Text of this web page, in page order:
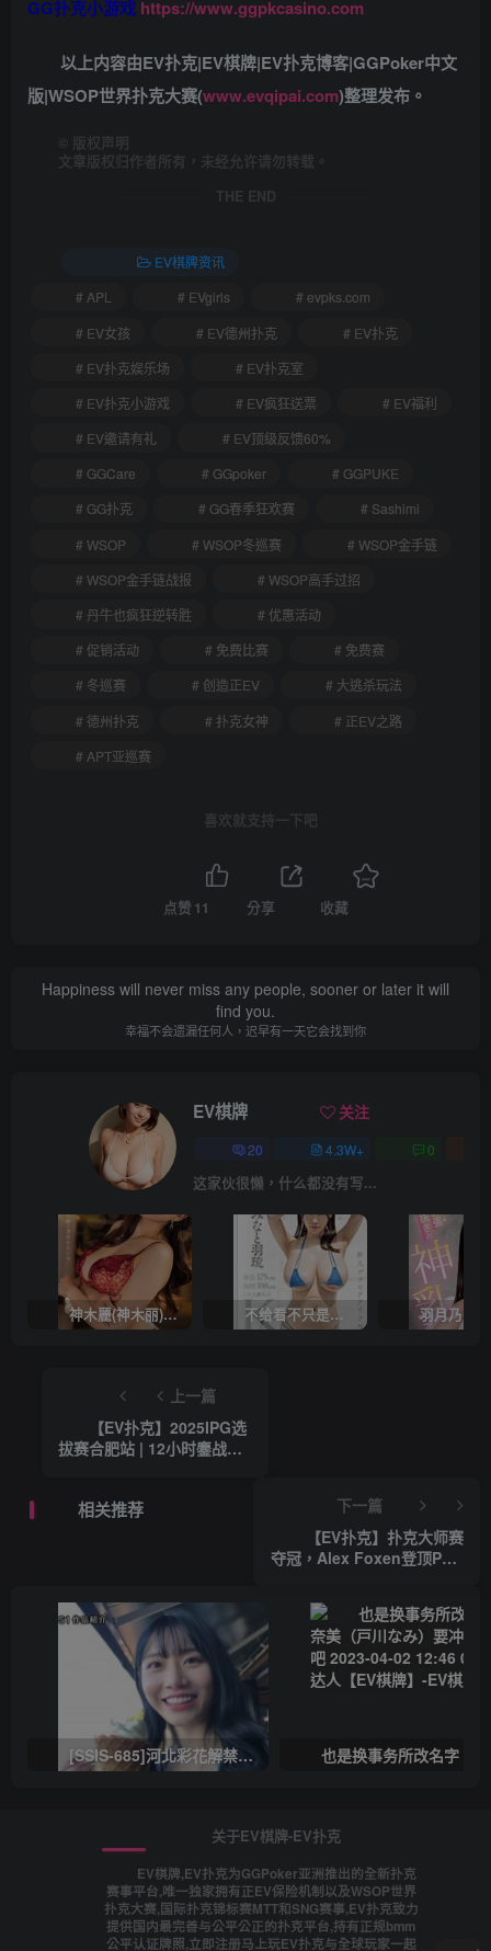
GG扑克小游戏 https://www.ggpkcasino.com
以上内容由EV扑克|EV棋牌|EV扑克博客|GGPoker中文
版|WSOP世界扑克大赛(www.evqipai.com)整理发布。
©
版权声明
文章版权归作者所有，未经允许请勿转载。
THE END
EV棋牌资讯
# APL
# EVgirls
# evpks.com
# EV女孩
# EV德州扑克
# EV扑克
# EV扑克娱乐场
# EV扑克室
# EV扑克小游戏
# EV疯狂送票
# EV福利
# EV邀请有礼
# EV顶级反馈60%
# GGCare
# GGpoker
# GGPUKE
# GG扑克
# GG春季狂欢赛
# Sashimi
# WSOP
# WSOP冬巡赛
# WSOP金手链
# WSOP金手链战报
# WSOP高手过招
# 丹牛也疯狂逆转胜
# 优惠活动
# 促销活动
# 免费比赛
# 免费赛
# 冬巡赛
# 创造正EV
# 大逃杀玩法
# 德州扑克
# 扑克女神
# 正EV之路
# APT亚巡赛
喜欢就支持一下吧
点赞 11 分享 收藏
Happiness will never miss any people, sooner or later it will
find you.
幸福不会遗漏任何人，迟早有一天它会找到你
EV棋牌 关注
20 4.3W+ 0
这家伙很懒，什么都没有写...
神木麗(神木丽)作品STARS-804发布！出道一周年，华丽布拉甲闪亮动人！【EV棋牌】 不给看不只是吊胃口！K奶的みなと羽琉(凑羽琉)原来是无码妹「水原圣子」？【EV棋牌】
上一篇
【EV扑克】2025IPG选
拔赛合肥站 | 12小时鏖战，8
大决战！【EV棋牌】
下一篇
【EV扑克】扑克大师赛
夺冠，Alex Foxen登顶PGT
相关推荐
[SSIS-685]河北彩花解禁！ 靠这支作品再拿下销售冠军！ 有意思吧 2023-03-30 14:25 0 三条猫娱乐达人【EV棋牌】
关于EV棋牌-EV扑克
EV棋牌,EV扑克为GGPoker亚洲推出的全新扑克
赛事平台,唯一独家拥有正EV保险机制以及WSOP世界
扑克大赛,国际扑克锦标赛MTT和SNG赛事,EV扑克致力
提供国内最完善与公平公正的扑克平台,持有正规bmm
公平认证牌照,立即注册马上玩EV扑克与全球玩家一起